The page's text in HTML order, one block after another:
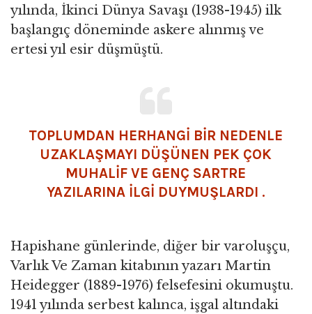
yılında, İkinci Dünya Savaşı (1938-1945) ilk
başlangıç döneminde askere alınmış ve
ertesi yıl esir düşmüştü.
TOPLUMDAN HERHANGİ BİR NEDENLE
UZAKLAŞMAYI DÜŞÜNEN PEK ÇOK
MUHALİF VE GENÇ SARTRE
YAZILARINA İLGİ DUYMUŞLARDI .
Hapishane günlerinde, diğer bir varoluşçu,
Varlık Ve Zaman kitabının yazarı Martin
Heidegger (1889-1976) felsefesini okumuştu.
1941 yılında serbest kalınca, işgal altındaki